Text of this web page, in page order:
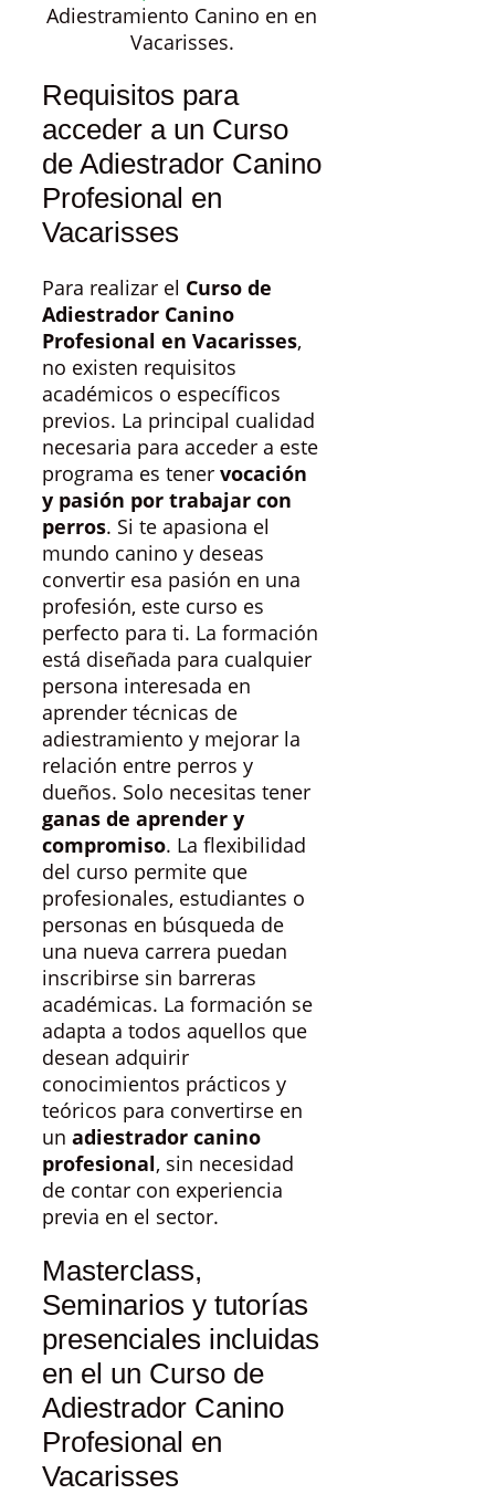
Adiestramiento Canino en en
Vacarisses.
Requisitos para
acceder a un Curso
de Adiestrador Canino
Profesional en
Vacarisses
Para realizar el Curso de
Adiestrador Canino
Profesional en Vacarisses,
no existen requisitos
académicos o específicos
previos. La principal cualidad
necesaria para acceder a este
programa es tener vocación
y pasión por trabajar con
perros. Si te apasiona el
mundo canino y deseas
convertir esa pasión en una
profesión, este curso es
perfecto para ti. La formación
está diseñada para cualquier
persona interesada en
aprender técnicas de
adiestramiento y mejorar la
relación entre perros y
dueños. Solo necesitas tener
ganas de aprender y
compromiso. La flexibilidad
del curso permite que
profesionales, estudiantes o
personas en búsqueda de
una nueva carrera puedan
inscribirse sin barreras
académicas. La formación se
adapta a todos aquellos que
desean adquirir
conocimientos prácticos y
teóricos para convertirse en
un adiestrador canino
profesional, sin necesidad
de contar con experiencia
previa en el sector.
Masterclass,
Seminarios y tutorías
presenciales incluidas
en el un Curso de
Adiestrador Canino
Profesional en
Vacarisses